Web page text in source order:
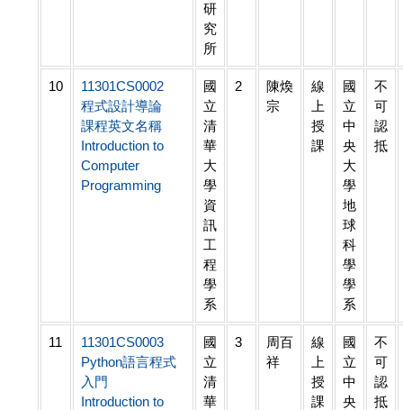
研
究
所
10
11301CS0002
程式設計導論
課程英文名稱
Introduction to
Computer
Programming
國
立
清
華
大
學
資
訊
工
程
學
系
2
陳煥
宗
線
上
授
課
國
立
中
央
大
學
地
球
科
學
學
系
不
可
認
抵
11
11301CS0003
Python語言程式
入門
Introduction to
國
立
清
華
3
周百
祥
線
上
授
課
國
立
中
央
不
可
認
抵